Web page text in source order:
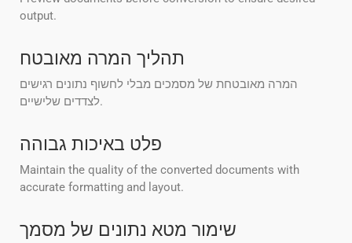
output.
תהליך המרה מאובטח
המרה מאובטחת של מסמכים מבלי לחשוף נתונים רגישים
לצדדים שלישיים.
פלט באיכות גבוהה
Maintain the quality of the converted documents with
accurate formatting and layout.
שימור מטא נתונים של מסמך